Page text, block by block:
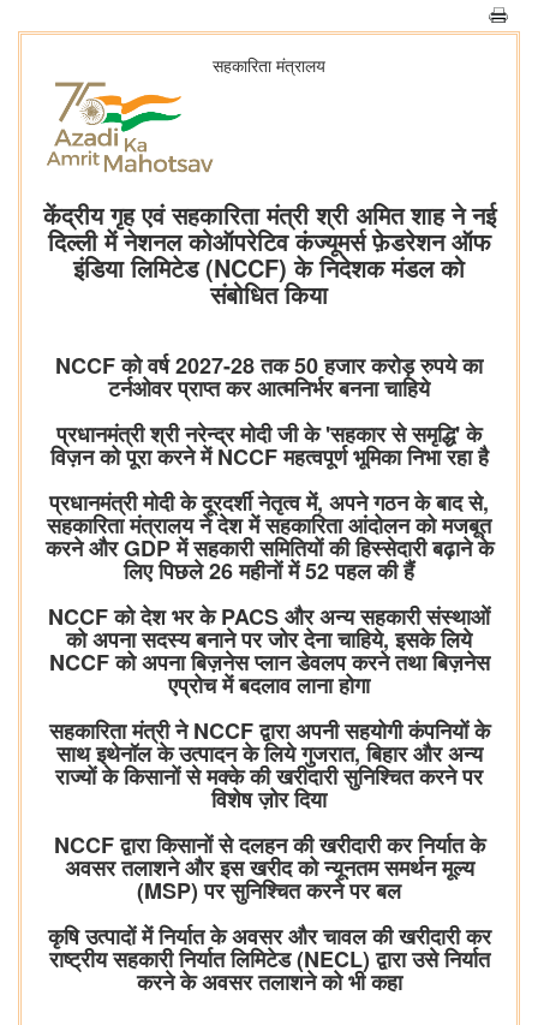
सहकारिता मंत्रालय
केंद्रीय गृह एवं सहकारिता मंत्री श्री अमित शाह ने नई
दिल्ली में नेशनल कोऑपरेटिव कंज्यूमर्स फ़ेडरेशन ऑफ
इंडिया लिमिटेड (NCCF) के निदेशक मंडल को
संबोधित किया
NCCF को वर्ष 2027-28 तक 50 हजार करोड़ रुपये का
टर्नओवर प्राप्त कर आत्मनिर्भर बनना चाहिये
प्रधानमंत्री श्री नरेन्द्र मोदी जी के 'सहकार से समृद्धि' के
विज़न को पूरा करने में NCCF महत्वपूर्ण भूमिका निभा रहा है
प्रधानमंत्री मोदी के दूरदर्शी नेतृत्व में, अपने गठन के बाद से,
सहकारिता मंत्रालय ने देश में सहकारिता आंदोलन को मजबूत
करने और GDP में सहकारी समितियों की हिस्सेदारी बढ़ाने के
लिए पिछले 26 महीनों में 52 पहल की हैं
NCCF को देश भर के PACS और अन्य सहकारी संस्थाओं
को अपना सदस्य बनाने पर जोर देना चाहिये, इसके लिये
NCCF को अपना बिज़नेस प्लान डेवलप करने तथा बिज़नेस
एप्रोच में बदलाव लाना होगा
सहकारिता मंत्री ने NCCF द्वारा अपनी सहयोगी कंपनियों के
साथ इथेनॉल के उत्पादन के लिये गुजरात, बिहार और अन्य
राज्यों के किसानों से मक्के की खरीदारी सुनिश्चित करने पर
विशेष ज़ोर दिया
NCCF द्वारा किसानों से दलहन की खरीदारी कर निर्यात के
अवसर तलाशने और इस खरीद को न्यूनतम समर्थन मूल्य
(MSP) पर सुनिश्चित करने पर बल
कृषि उत्पादों में निर्यात के अवसर और चावल की खरीदारी कर
राष्ट्रीय सहकारी निर्यात लिमिटेड (NECL) द्वारा उसे निर्यात
करने के अवसर तलाशने को भी कहा